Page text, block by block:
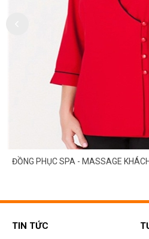
ĐỒNG PHỤC SPA - MASSAGE
TIN TỨC